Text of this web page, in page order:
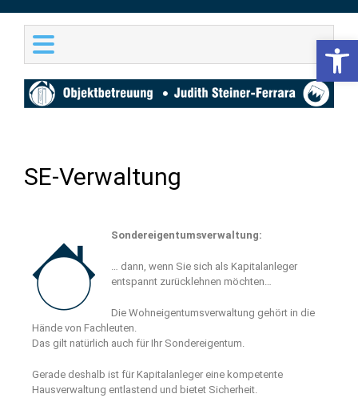
SE-Verwaltung
Sondereigentumsverwaltung:
… dann, wenn Sie sich als Kapitalanleger
entspannt zurücklehnen möchten…
Die Wohneigentumsverwaltung gehört in die
Hände von Fachleuten.
Das gilt natürlich auch für Ihr Sondereigentum.
Gerade deshalb ist für Kapitalanleger eine kompetente
Hausverwaltung entlastend und bietet Sicherheit.